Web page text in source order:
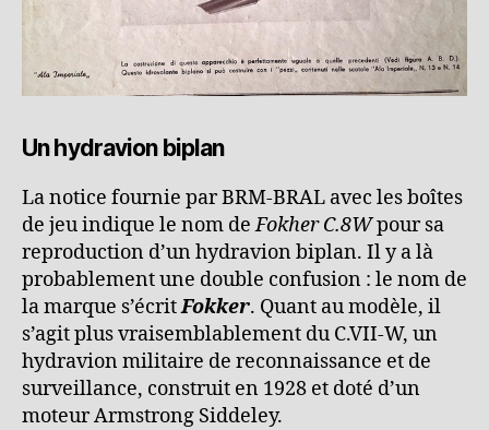
Un hydravion biplan
La notice fournie par BRM-BRAL avec les boîtes
de jeu indique le nom deFokher C.8Wpour sa
reproduction d’un hydravion biplan. Il y a là
probablement une double confusion : le nom de
la marque s’écritFokker. Quant au modèle, il
s’agit plus vraisemblablement du C.VII-W, un
hydravion militaire de reconnaissance et de
surveillance, construit en 1928 et doté d’un
moteur Armstrong Siddeley.